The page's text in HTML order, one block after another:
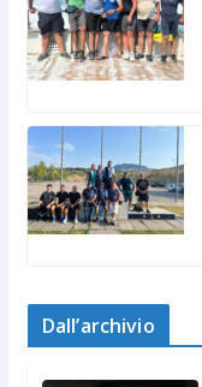
Dall’archivio